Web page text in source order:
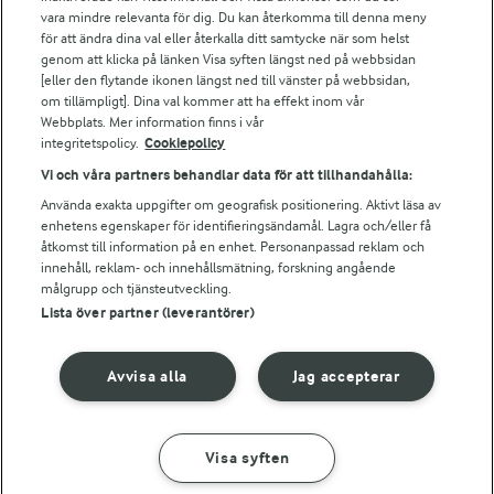
GÖR SÅ HÄR INGREDIENSER
Bildbank
Följ oss
© 2026 Arla Foods
Integritetspolicy
vara mindre relevanta för dig. Du kan återkomma till denna meny
för att ändra dina val eller återkalla ditt samtycke när som helst
genom att klicka på länken Visa syften längst ned på webbsidan
[eller den flytande ikonen längst ned till vänster på webbsidan,
om tillämpligt]. Dina val kommer att ha effekt inom vår
Webbplats. Mer information finns i vår
integritetspolicy. Cookiepolicy
Vi och våra partners behandlar data för att tillhandahålla:
Använda exakta uppgifter om geografisk positionering. Aktivt läsa av
enhetens egenskaper för identifieringsändamål. Lagra och/eller få
åtkomst till information på en enhet. Personanpassad reklam och
innehåll, reklam- och innehållsmätning, forskning angående
målgrupp och tjänsteutveckling.
Lista över partner (leverantörer)
Jag accepterar
Avvisa alla
Visa syften